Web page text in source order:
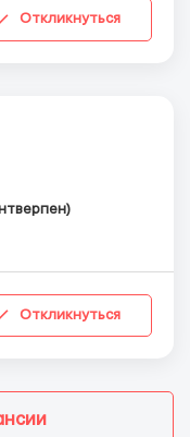
Откликнуться
Откликнуться